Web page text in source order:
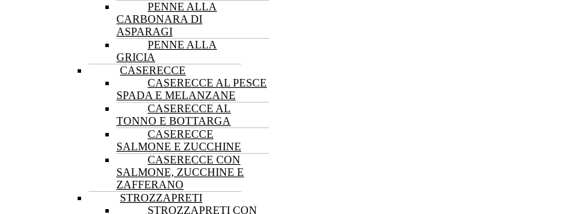
PENNE ALLA
CARBONARA DI
ASPARAGI
PENNE ALLA
GRICIA
CASERECCE
CASERECCE AL PESCE
SPADA E MELANZANE
CASERECCE AL
TONNO E BOTTARGA
CASERECCE
SALMONE E ZUCCHINE
CASERECCE CON
SALMONE, ZUCCHINE E
ZAFFERANO
STROZZAPRETI
STROZZAPRETI CON